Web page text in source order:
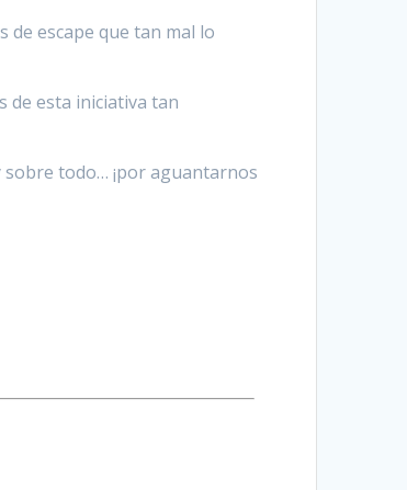
de escape que tan mal lo
de esta iniciativa tan
todo… ¡por aguantarnos